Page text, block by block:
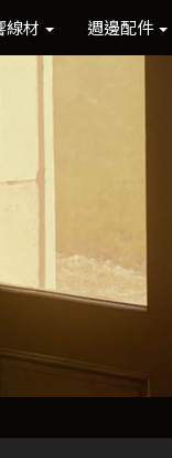
線材 週邊配件